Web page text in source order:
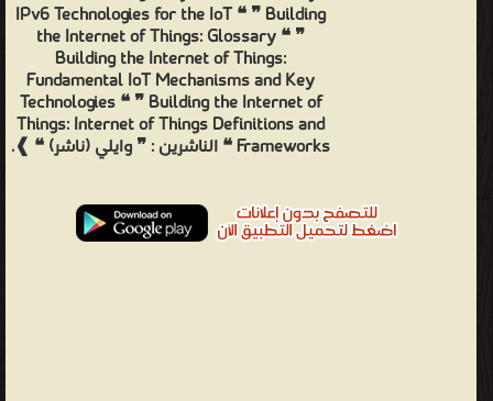
IPv6 Technologies for the IoT ❝ ❞ Building
the Internet of Things: Glossary ❝ ❞
Building the Internet of Things:
Fundamental IoT Mechanisms and Key
Technologies ❝ ❞ Building the Internet of
Things: Internet of Things Definitions and
Frameworks ❝ الناشرين : ❞ وايلي (ناشر) ❝ ❱.